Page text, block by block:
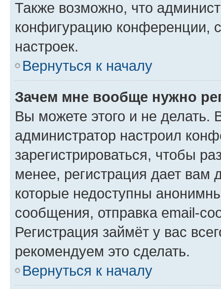
Также возможно, что
конфигурацию конференции,
настроек.
Вернуться к началу
Зачем мне вообще нужно
Вы можете этого и не делать.
администратор настроил
зарегистрироваться, чтобы
менее, регистрация дает вам
которые недоступны
сообщения, отправка email-
Регистрация займёт у вас
рекомендуем это сделать.
Вернуться к началу